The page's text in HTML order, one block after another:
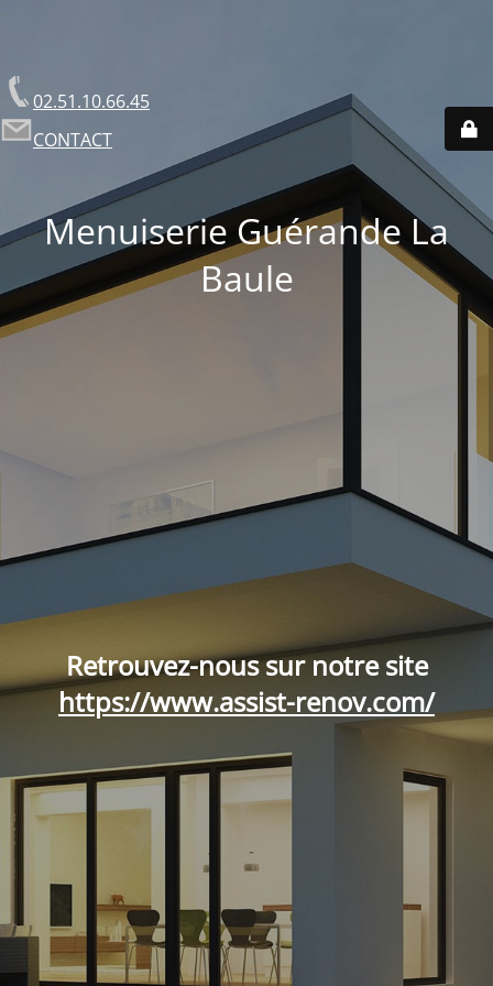
02.51.10.66.45
CONTACT
Menuiserie Guérande La
Baule
Retrouvez-nous sur notre site
https://www.assist-renov.com/